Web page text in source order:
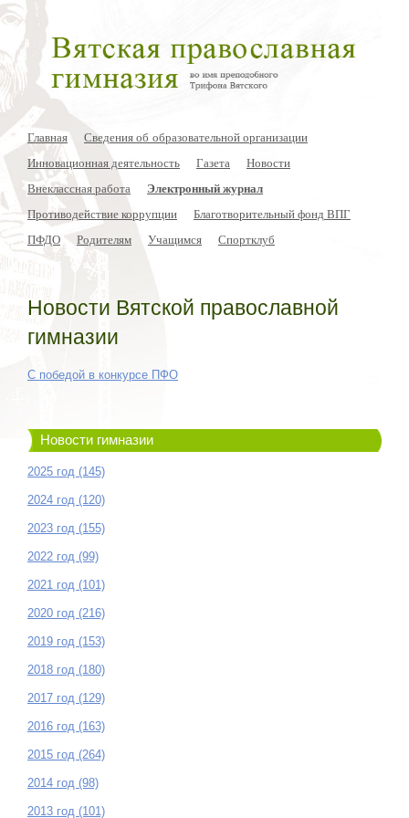
Главная
Сведения об образовательной организации
Инновационная деятельность
Газета
Новости
Внеклассная работа
Электронный журнал
Противодействие коррупции
Благотворительный фонд ВПГ
ПФДО
Родителям Учащимся Спортклуб
Новости Вятской православной
гимназии
С победой в конкурсе ПФО
Новости гимназии
2025 год (145)
2024 год (120)
2023 год (155)
2022 год (99)
2021 год (101)
2020 год (216)
2019 год (153)
2018 год (180)
2017 год (129)
2016 год (163)
2015 год (264)
2014 год (98)
2013 год (101)